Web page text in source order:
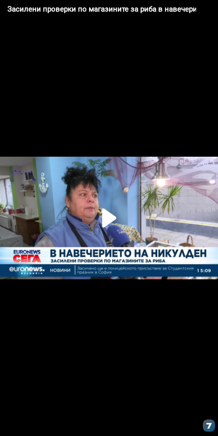
Засилени проверки по магазините за риба в навечерието